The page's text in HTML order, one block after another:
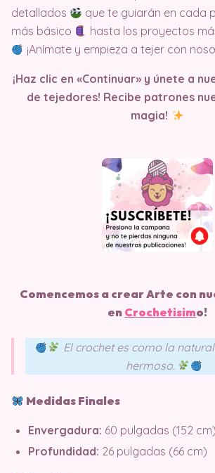
detallados
que te guiarán en cada
más básico
hasta los proyectos
¡Anímate y empieza a tejer con
¡Haz clic en «Continuar» y únete a
de tejedores! Recibe patrones
magia!
Comencemos a crear Arte con
en Crochetisimo!
El crochet es como la
hermoso.
Medidas Finales
Envergadura: 60 pulgadas (152 cm)
Profundidad: 26 pulgadas (66 cm)